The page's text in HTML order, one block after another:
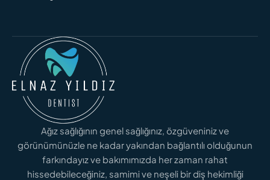
Ağız sağlığının genel sağlığınız, özgüveniniz ve
görünümünüzle ne kadar yakından bağlantılı olduğunun
farkındayız ve bakımımızda her zaman rahat
hissedebileceğiniz, samimi ve neşeli bir diş hekimliği